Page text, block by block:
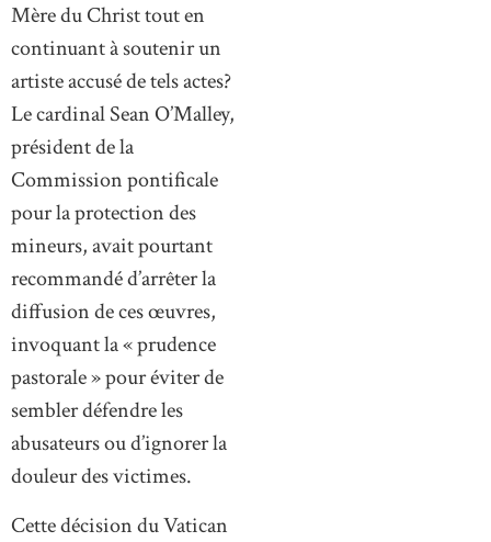
Mère du Christ tout en
continuant à soutenir un
artiste accusé de tels actes?
Le cardinal Sean O’Malley,
président de la
Commission pontificale
pour la protection des
mineurs, avait pourtant
recommandé d’arrêter la
diffusion de ces œuvres,
invoquant la « prudence
pastorale » pour éviter de
sembler défendre les
abusateurs ou d’ignorer la
douleur des victimes.
Cette décision du Vatican